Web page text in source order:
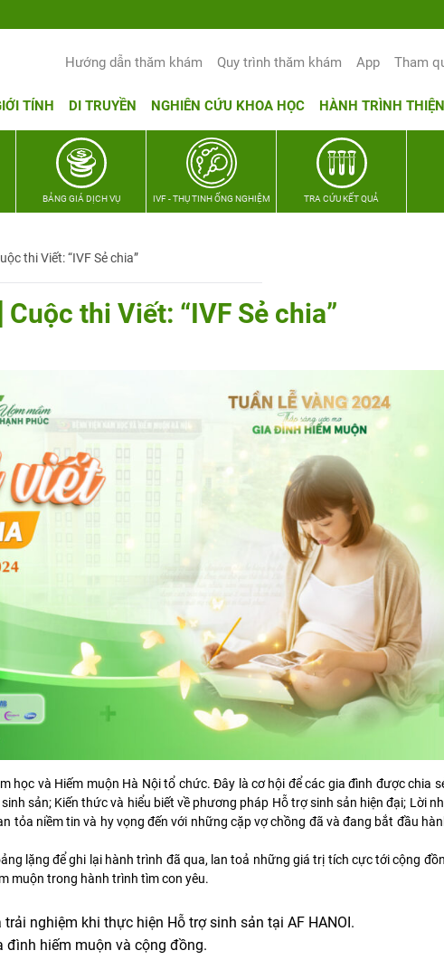
Hướng dẫn thăm khám Quy trình thăm khám App Tham
TÍNH DI TRUYỀN NGHIÊN CỨU KHOA HỌC HÀNH TRÌNH
BẢNG GIÁ DỊCH VỤ IVF - THỤ TINH ỐNG NGHIỆM TRA CỨU KẾT QUẢ
thi Viết: “IVF Sẻ chia”
thi Viết: “IVF Sẻ chia”
học và Hiếm muộn Hà Nội tổ chức. Đây là cơ hội để các gia đình được chia
sản; Kiến thức và hiểu biết về phương pháp Hỗ trợ sinh sản hiện đại; Lời
tỏa niềm tin và hy vọng đến với những cặp vợ chồng đã và đang bắt đầu
lặng để ghi lại hành trình đã qua, lan toả những giá trị tích cực tới cộng
muộn trong hành trình tìm con yêu.
nghiệm khi thực hiện Hỗ trợ sinh sản tại AF HANOI.
hiếm muộn và cộng đồng.